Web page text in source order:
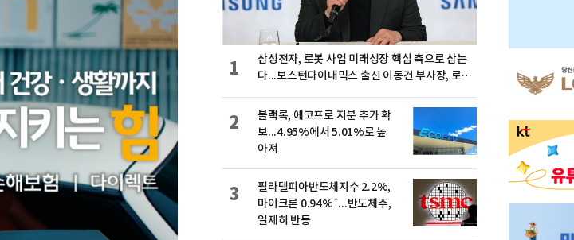
삼성전자, 로봇 사업 미래성장 핵심 축으로 삼는
다...보스턴다이내믹스 출신 이동건 부사장, 로보
1
블랙록, 에코프로 지분 추가 확
보...4.95%에서 5.01%로 높
아져
2
필라델피아반도체지수 2.2%,
마이크론 0.94%↑...반도체주,
일제히 반등
3